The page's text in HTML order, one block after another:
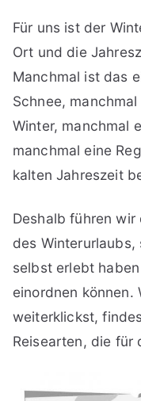
Für uns ist der
Ort und die
Manchmal ist das
Schnee,
Winter, manchmal
manchmal eine
kalten Jahreszeit
Deshalb führen
des
selbst erlebt
einordnen können.
weiterklickst,
Reisearten, die für